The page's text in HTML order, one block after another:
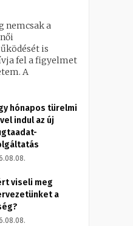
nemcsak a
is
fel a figyelmet
A
hónapos türelmi
indul az új
viseli meg
a